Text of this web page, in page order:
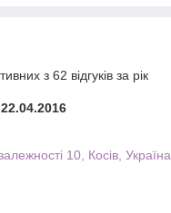
з 62 відгуків за рік
10, Косів, Україна